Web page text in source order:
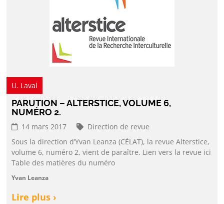
U. Laval
PARUTION – ALTERSTICE, VOLUME 6,
NUMÉRO 2.
14 mars 2017
Direction de revue
Sous la direction d’Yvan Leanza (CÉLAT), la revue Alterstice,
volume 6, numéro 2, vient de paraître. Lien vers la revue ici
Table des matières du numéro
Yvan Leanza
Lire plus ›